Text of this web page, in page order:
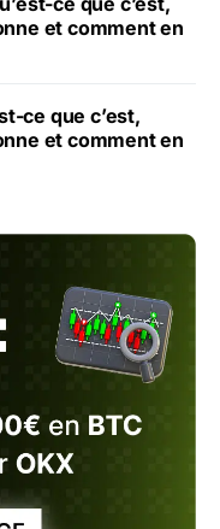
et comment en
ce que c’est,
et comment en